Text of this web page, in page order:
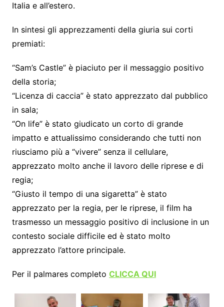
Italia e all’estero.
In sintesi gli apprezzamenti della giuria sui corti
premiati:
“Sam’s Castle” è piaciuto per il messaggio positivo
della storia;
“Licenza di caccia” è stato apprezzato dal pubblico
in sala;
“On life” è stato giudicato un corto di grande
impatto e attualissimo considerando che tutti non
riusciamo più a “vivere” senza il cellulare,
apprezzato molto anche il lavoro delle riprese e di
regia;
“Giusto il tempo di una sigaretta” è stato
apprezzato per la regia, per le riprese, il film ha
trasmesso un messaggio positivo di inclusione in un
contesto sociale difficile ed è stato molto
apprezzato l’attore principale.
Per il palmares completo CLICCA QUI